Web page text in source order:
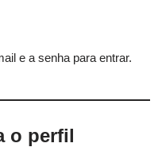
e a senha para entrar.
o perfil